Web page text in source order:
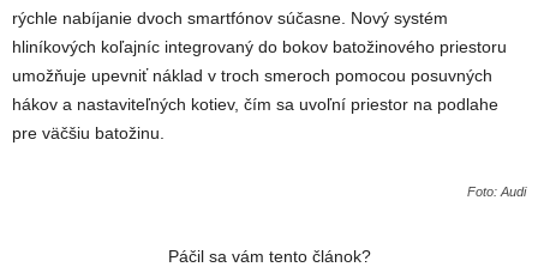
rýchle nabíjanie dvoch smartfónov súčasne. Nový systém
hliníkových koľajníc integrovaný do bokov batožinového priestoru
umožňuje upevniť náklad v troch smeroch pomocou posuvných
hákov a nastaviteľných kotiev, čím sa uvoľní priestor na podlahe
pre väčšiu batožinu.
Foto: Audi
Páčil sa vám tento článok?